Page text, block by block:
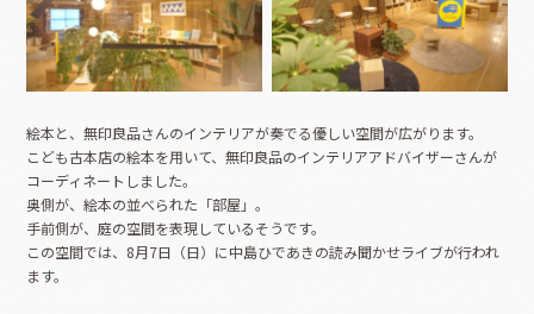
絵本と、無印良品さんのインテリアが奏でる優しい空間が広がります。
こども古本店の絵本を用いて、無印良品のインテリアアドバイザーさんが
コーディネートしました。
奥側が、絵本の並べられた「部屋」。
手前側が、庭の空間を表現しているそうです。
この空間では、8月7日（日）に中島ひであきの読み聞かせライブが行われ
ます。